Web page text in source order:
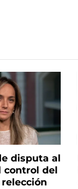
disputa al
control del